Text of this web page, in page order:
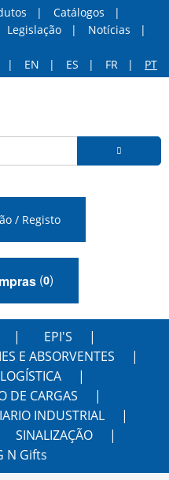
Catálogos
Legislação
Notícias
EN
ES FR PT
/ Registo
(0)
EPI'S
E ABSORVENTES
DE CARGAS
INDUSTRIAL
SINALIZAÇÃO
N Gifts